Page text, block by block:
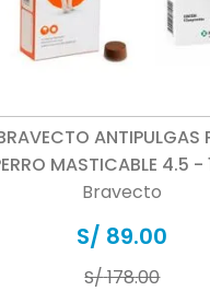
ANTIPULGAS
MASTICABLE 4.5 -
Bravecto
S/ 89.00
S/178.00